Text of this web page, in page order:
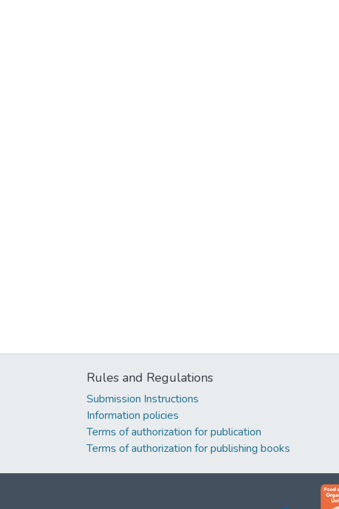
Rules and Regulations
Submission Instructions
Information policies
Terms of authorization for publication
Terms of authorization for publishing books